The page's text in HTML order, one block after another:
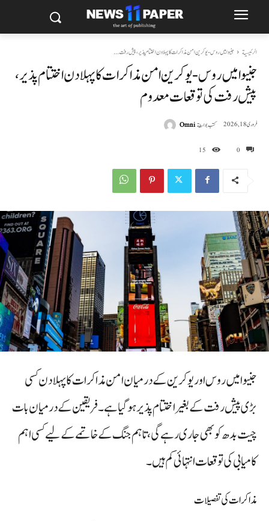
الرئيسية جنیوا میں روس-یوکرین امن مذاکرات کا پہلا دن اختتام پذیر، پیش رفت...
جنیوا میں روس-یوکرین امن مذاکرات کا پہلا دن اختتام پذیر،
پیش رفت کی توقعات معدوم
0
15
فروری 18, 2026 كتب بواسطةOmni
جنیوا میں روس اور یوکرین کے درمیان امن مذاکرات کا پہلا دن کسی
بڑی پیش رفت کے بغیر اختتام پذیر ہو گیا ہے۔ فریقین کے درمیان بات
چیت بدھ کو بھی جاری رہے گی، تاہم جنگ کے خاتمے کے لیے کسی اہم
کامیابی کی توقعات انتہائی کم ہیں۔
مذاکرات کی تفصیلات